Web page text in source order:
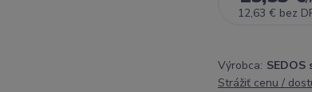
12,63 € bez
Výrobca: SEDOS
Strážiť cenu /